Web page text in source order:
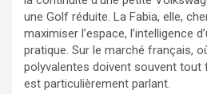
une Golf réduite. La Fabia, elle,
maximiser l’espace, l’intelligence
pratique. Sur le marché français,
polyvalentes doivent souvent tout
est particulièrement parlant.